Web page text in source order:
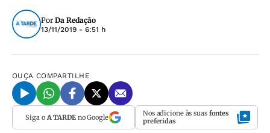
Por Da Redação
13/11/2019 - 6:51 h
OUÇA COMPARTILHE
Siga o A TARDEno Google Nos adicione às suas fontes
preferidas